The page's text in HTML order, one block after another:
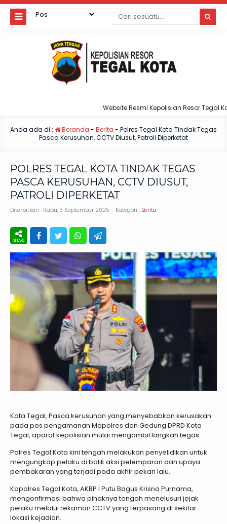
Website Resmi Kepolisian Resor Tegal Kota
Anda ada di : Beranda - Berita - Polres Tegal Kota Tindak Tegas
Pasca Kerusuhan, CCTV Diusut, Patroli Diperketat
POLRES TEGAL KOTA TINDAK TEGAS
PASCA KERUSUHAN, CCTV DIUSUT,
PATROLI DIPERKETAT
Diterbitkan : Rabu, 3 September 2025 - Kategori : Berita
Kota Tegal, Pasca kerusuhan yang menyebabkan kerusakan
pada pos pengamanan Mapolres dan Gedung DPRD Kota
Tegal, aparat kepolisian mulai mengambil langkah tegas.
Polres Tegal Kota kini tengah melakukan penyelidikan untuk
mengungkap pelaku di balik aksi pelemparan dan upaya
pembakaran yang terjadi pada akhir pekan lalu.
Kapolres Tegal Kota, AKBP I Putu Bagus Krisna Purnama,
mengonfirmasi bahwa pihaknya tengah menelusuri jejak
pelaku melalui rekaman CCTV yang terpasang di sekitar
lokasi kejadian.